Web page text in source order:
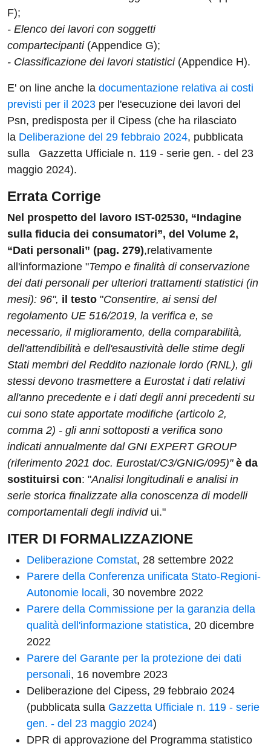
F);
- Elenco dei lavori con soggetti
compartecipanti(Appendice G);
- Classificazione dei lavori statistici(Appendice H).
E' on line anche la documentazione relativa ai costi
previsti per il 2023 per l'esecuzione dei lavori del
Psn, predisposta per il Cipess (che ha rilasciato
la Deliberazione del 29 febbraio 2024, pubblicata
sulla Gazzetta Ufficiale n. 119 - serie gen. - del 23
maggio 2024).
Errata Corrige
Nel prospetto del lavoro IST-02530, “Indagine
sulla fiducia dei consumatori”, del Volume 2,
“Dati personali” (pag. 279),relativamente
all'informazione "Tempo e finalità di conservazione
dei dati personali per ulteriori trattamenti statistici (in
mesi): 96", il testo "Consentire, ai sensi del
regolamento UE 516/2019, la verifica e, se
necessario, il miglioramento, della comparabilità,
dell'attendibilità e dell'esaustività delle stime degli
Stati membri del Reddito nazionale lordo (RNL), gli
stessi devono trasmettere a Eurostat i dati relativi
all'anno precedente e i dati degli anni precedenti su
cui sono state apportate modifiche (articolo 2,
comma 2) - gli anni sottoposti a verifica sono
indicati annualmente dal GNI EXPERT GROUP
(riferimento 2021 doc. Eurostat/C3/GNIG/095)" è da
sostituirsi con: "Analisi longitudinali e analisi in
serie storica finalizzate alla conoscenza di modelli
comportamentali degli individui."
ITER DI FORMALIZZAZIONE
Deliberazione Comstat, 28 settembre 2022
Parere della Conferenza unificata Stato-Regioni-
Autonomie locali, 30 novembre 2022
Parere della Commissione per la garanzia della
qualità dell'informazione statistica, 20 dicembre
2022
Parere del Garante per la protezione dei dati
personali, 16 novembre 2023
Deliberazione del Cipess, 29 febbraio 2024
(pubblicata sulla Gazzetta Ufficiale n. 119 - serie
gen. - del 23 maggio 2024)
DPR di approvazione del Programma statistico